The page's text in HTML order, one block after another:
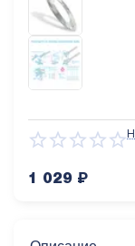
1 029 ₽